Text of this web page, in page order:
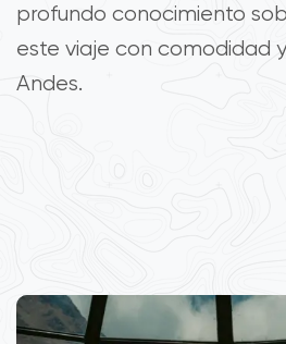
profundo conocimiento
este viaje con comodidad
Andes.